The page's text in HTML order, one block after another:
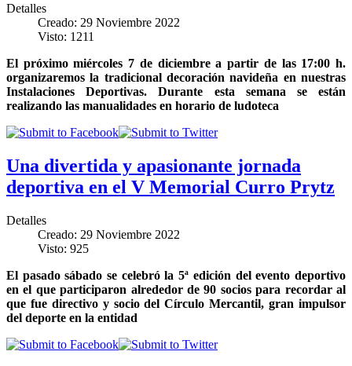
Detalles
Creado: 29 Noviembre 2022
Visto: 1211
El próximo miércoles 7 de diciembre a partir de las 17:00 h.
organizaremos la tradicional decoración navideña en nuestras
Instalaciones Deportivas. Durante esta semana se están
realizando las manualidades en horario de ludoteca
Una divertida y apasionante jornada
deportiva en el V Memorial Curro Prytz
Detalles
Creado: 29 Noviembre 2022
Visto: 925
El pasado sábado se celebró la 5ª edición del evento deportivo
en el que participaron alrededor de 90 socios para recordar al
que fue directivo y socio del Círculo Mercantil, gran impulsor
del deporte en la entidad